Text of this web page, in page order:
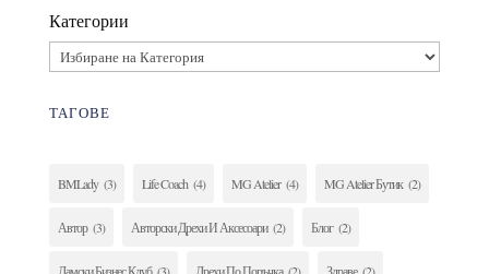
Категории
ТАГОВЕ
BMLady (3) Life Coach (4) MG Atelier (4) MG Atelier Бутик (2)
Автор (3) Авторски Дрехи И Аксесоари (2) Блог (2)
Дамски Бизнес Клуб (3) Дрехи По Поръчка (2) Здраве (2)